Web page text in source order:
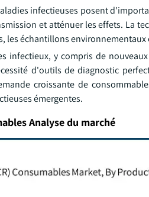
infectieuses posent
et atténuer les effets. La
échantillons environnementaux
infectieux, y compris de
d'outils de diagnostic
croissante de
émergentes.
Analyse du marché